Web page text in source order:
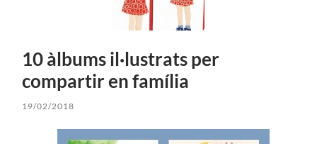
10 àlbums il·lustrats per
compartir en família
19/02/2018